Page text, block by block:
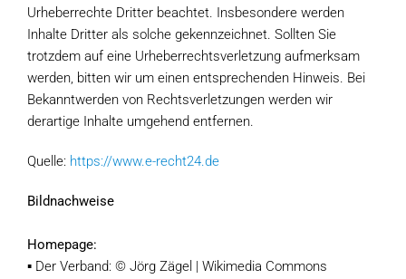
Urheberrechte Dritter beachtet. Insbesondere werden
Inhalte Dritter als solche gekennzeichnet. Sollten Sie
trotzdem auf eine Urheberrechtsverletzung aufmerksam
werden, bitten wir um einen entsprechenden Hinweis. Bei
Bekanntwerden von Rechtsverletzungen werden wir
derartige Inhalte umgehend entfernen.
Quelle: https://www.e-recht24.de
Bildnachweise
Homepage:
▪ Der Verband: © Jörg Zägel | Wikimedia Commons